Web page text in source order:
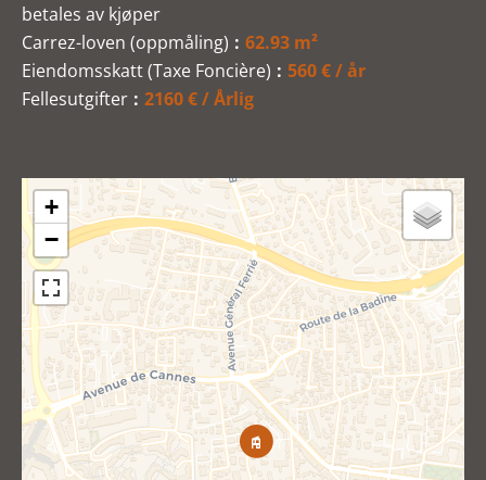
betales av kjøper
Carrez-loven (oppmåling)
62.93 m²
Eiendomsskatt (Taxe Foncière)
560 € / år
Fellesutgifter
2160 € / Årlig
+
−